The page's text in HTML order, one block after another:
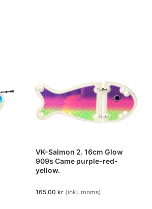
VK-Salmon 2. 16cm Glow
909s Came purple-red-
yellow.
165,00 kr (inkl. moms)